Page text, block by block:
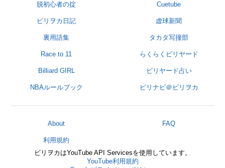
脱初心者の掟 Cuetube
ビリヲカ日記 虚球新聞
裏用語集 タカタ写撞部
Race to 11 らくらくビリヤード
Billiard GIRL ビリヤード占い
NBAルールブック ビリナビ＠ビリヲカ
About FAQ
利用規約
ビリヲカはYouTube API Servicesを使用しています。
YouTube利用規約